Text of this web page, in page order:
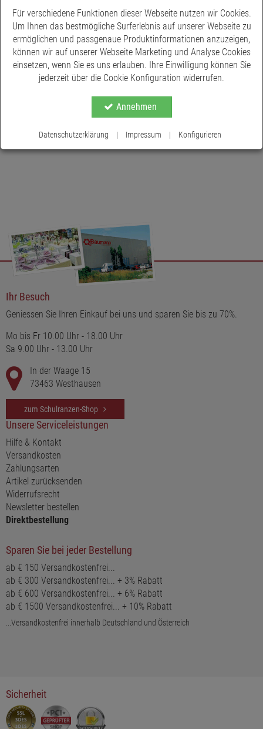
sich ideal für verschiedene Gedenk-Arrangements.
Ihr Besuch
Geniessen Sie Ihren Einkauf bei uns und sparen Sie bis zu 70%.
Mo bis Fr 10.00 Uhr - 18.00 Uhr
Sa 9.00 Uhr - 13.00 Uhr
In der Waage 15
73463 Westhausen
zum Schulranzen-Shop
Unsere Serviceleistungen
Hilfe & Kontakt
Versandkosten
Zahlungsarten
Artikel zurücksenden
Widerrufsrecht
Newsletter bestellen
Direktbestellung
Sparen Sie bei jeder Bestellung
ab € 150 Versandkostenfrei...
ab € 300 Versandkostenfrei... + 3% Rabatt
ab € 600 Versandkostenfrei... + 6% Rabatt
ab € 1500 Versandkostenfrei... + 10% Rabatt
...Versandkostenfrei innerhalb Deutschland und Österreich
Sicherheit
Für verschiedene Funktionen dieser Webseite nutzen wir Cookies.
Um Ihnen das bestmögliche Surferlebnis auf unserer Webseite zu
ermöglichen und passgenaue Produktinformationen anzuzeigen,
können wir auf unserer Webseite Marketing und Analyse Cookies
einsetzen, wenn Sie es uns erlauben. Ihre Einwilligung können Sie
jederzeit über die Cookie Konfiguration widerrufen.
Annehmen
Datenschutzerklärung | Impressum | Konfigurieren